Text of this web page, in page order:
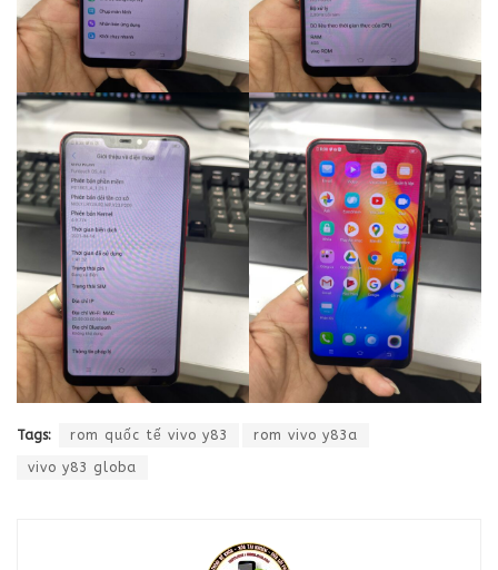
Tags: rom quốc tế vivo y83 rom vivo y83a
vivo y83 globa